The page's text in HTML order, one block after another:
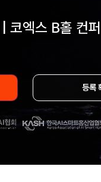
엑스 B홀 컨퍼
등록